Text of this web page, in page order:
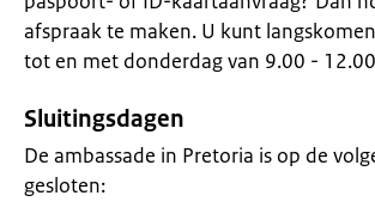
afspraak te maken. U kunt
tot en met donderdag van 9.00 -
Sluitingsdagen
De ambassade in Pretoria is op de
gesloten: